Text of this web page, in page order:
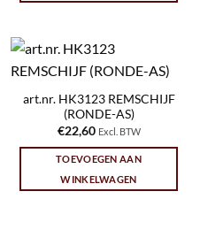
art.nr. HK3123 REMSCHIJF
(RONDE-AS)
€22,60 Excl. BTW
TOEVOEGEN AAN
WINKELWAGEN